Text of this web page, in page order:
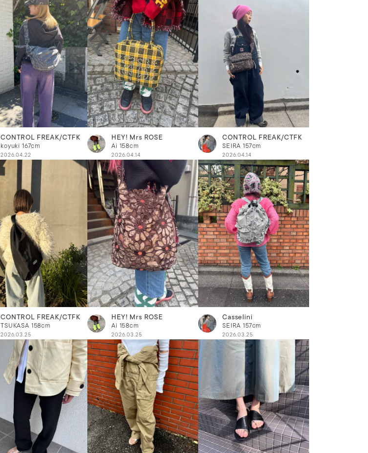
CONTROL FREAK/CTFK
koyuki 167cm
2026.04.22
HEY! Mrs ROSE
Ai 158cm
2026.04.14
CONTROL FREAK/CTFK
SEIRA157cm
2026.04.14
CONTROL FREAK/CTFK
TSUKASA 158cm
2026.03.25
HEY! Mrs ROSE
Ai 158cm
2026.03.25
Casselini
SEIRA157cm
2026.03.25